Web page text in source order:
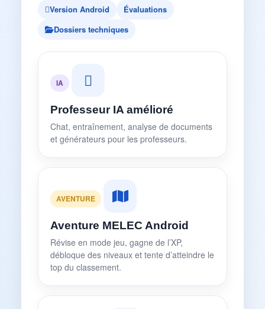
Version Android
Évaluations
Dossiers techniques
IA
Professeur IA amélioré
Chat, entraînement, analyse de documents
et générateurs pour les professeurs.
AVENTURE
Aventure MELEC Android
Révise en mode jeu, gagne de l’XP,
débloque des niveaux et tente d’atteindre le
top du classement.